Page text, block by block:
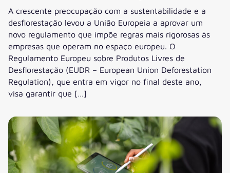
A crescente preocupação com a sustentabilidade e a
desflorestação levou a União Europeia a aprovar um
novo regulamento que impõe regras mais rigorosas às
empresas que operam no espaço europeu. O
Regulamento Europeu sobre Produtos Livres de
Desflorestação (EUDR – European Union Deforestation
Regulation), que entra em vigor no final deste ano,
visa garantir que […]